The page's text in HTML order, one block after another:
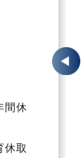
間休
休取